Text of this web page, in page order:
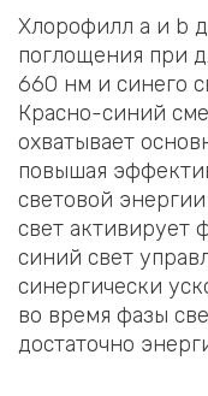
Хлорофилл a и b
поглощения при
660 нм и синего
Красно-синий
охватывает
повышая
световой
свет активирует
синий свет
синергически
во время фазы
достаточно